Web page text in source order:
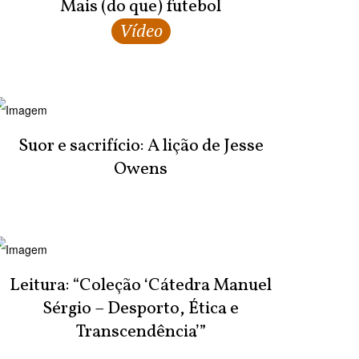
Mais (do que) futebol
Vídeo
Suor e sacrifício: A lição de Jesse
Owens
Leitura: “Coleção ‘Cátedra Manuel
Sérgio – Desporto, Ética e
Transcendência’”